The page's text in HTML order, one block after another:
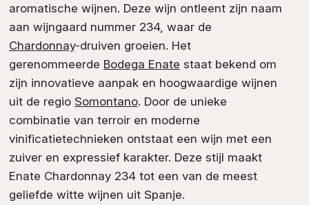
aromatische wijnen. Deze wijn ontleent zijn naam
aan wijngaard nummer 234, waar de
Chardonnay-druiven groeien. Het
gerenommeerde Bodega Enate staat bekend om
zijn innovatieve aanpak en hoogwaardige wijnen
uit de regio Somontano. Door de unieke
combinatie van terroir en moderne
vinificatietechnieken ontstaat een wijn met een
zuiver en expressief karakter. Deze stijl maakt
Enate Chardonnay 234 tot een van de meest
geliefde witte wijnen uit Spanje.